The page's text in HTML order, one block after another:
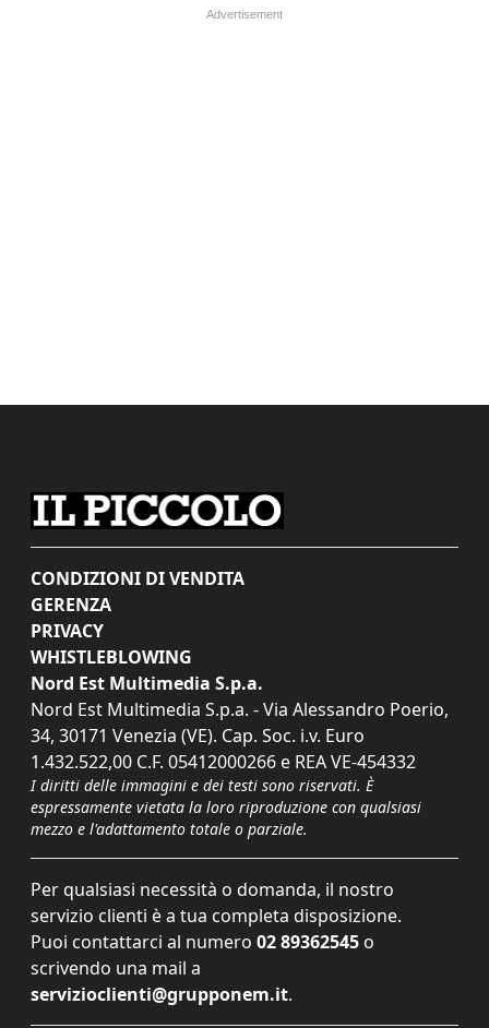
CONDIZIONI DI VENDITA
GERENZA
PRIVACY
WHISTLEBLOWING
Nord Est Multimedia S.p.a.
Nord Est Multimedia S.p.a. - Via Alessandro Poerio,
34, 30171 Venezia (VE). Cap. Soc. i.v. Euro
1.432.522,00 C.F. 05412000266 e REA VE-454332
I diritti delle immagini e dei testi sono riservati. È
espressamente vietata la loro riproduzione con qualsiasi
mezzo e l'adattamento totale o parziale.
Per qualsiasi necessità o domanda, il nostro
servizio clienti è a tua completa disposizione.
Puoi contattarci al numero 02 89362545 o
scrivendo una mail a
servizioclienti@grupponem.it.